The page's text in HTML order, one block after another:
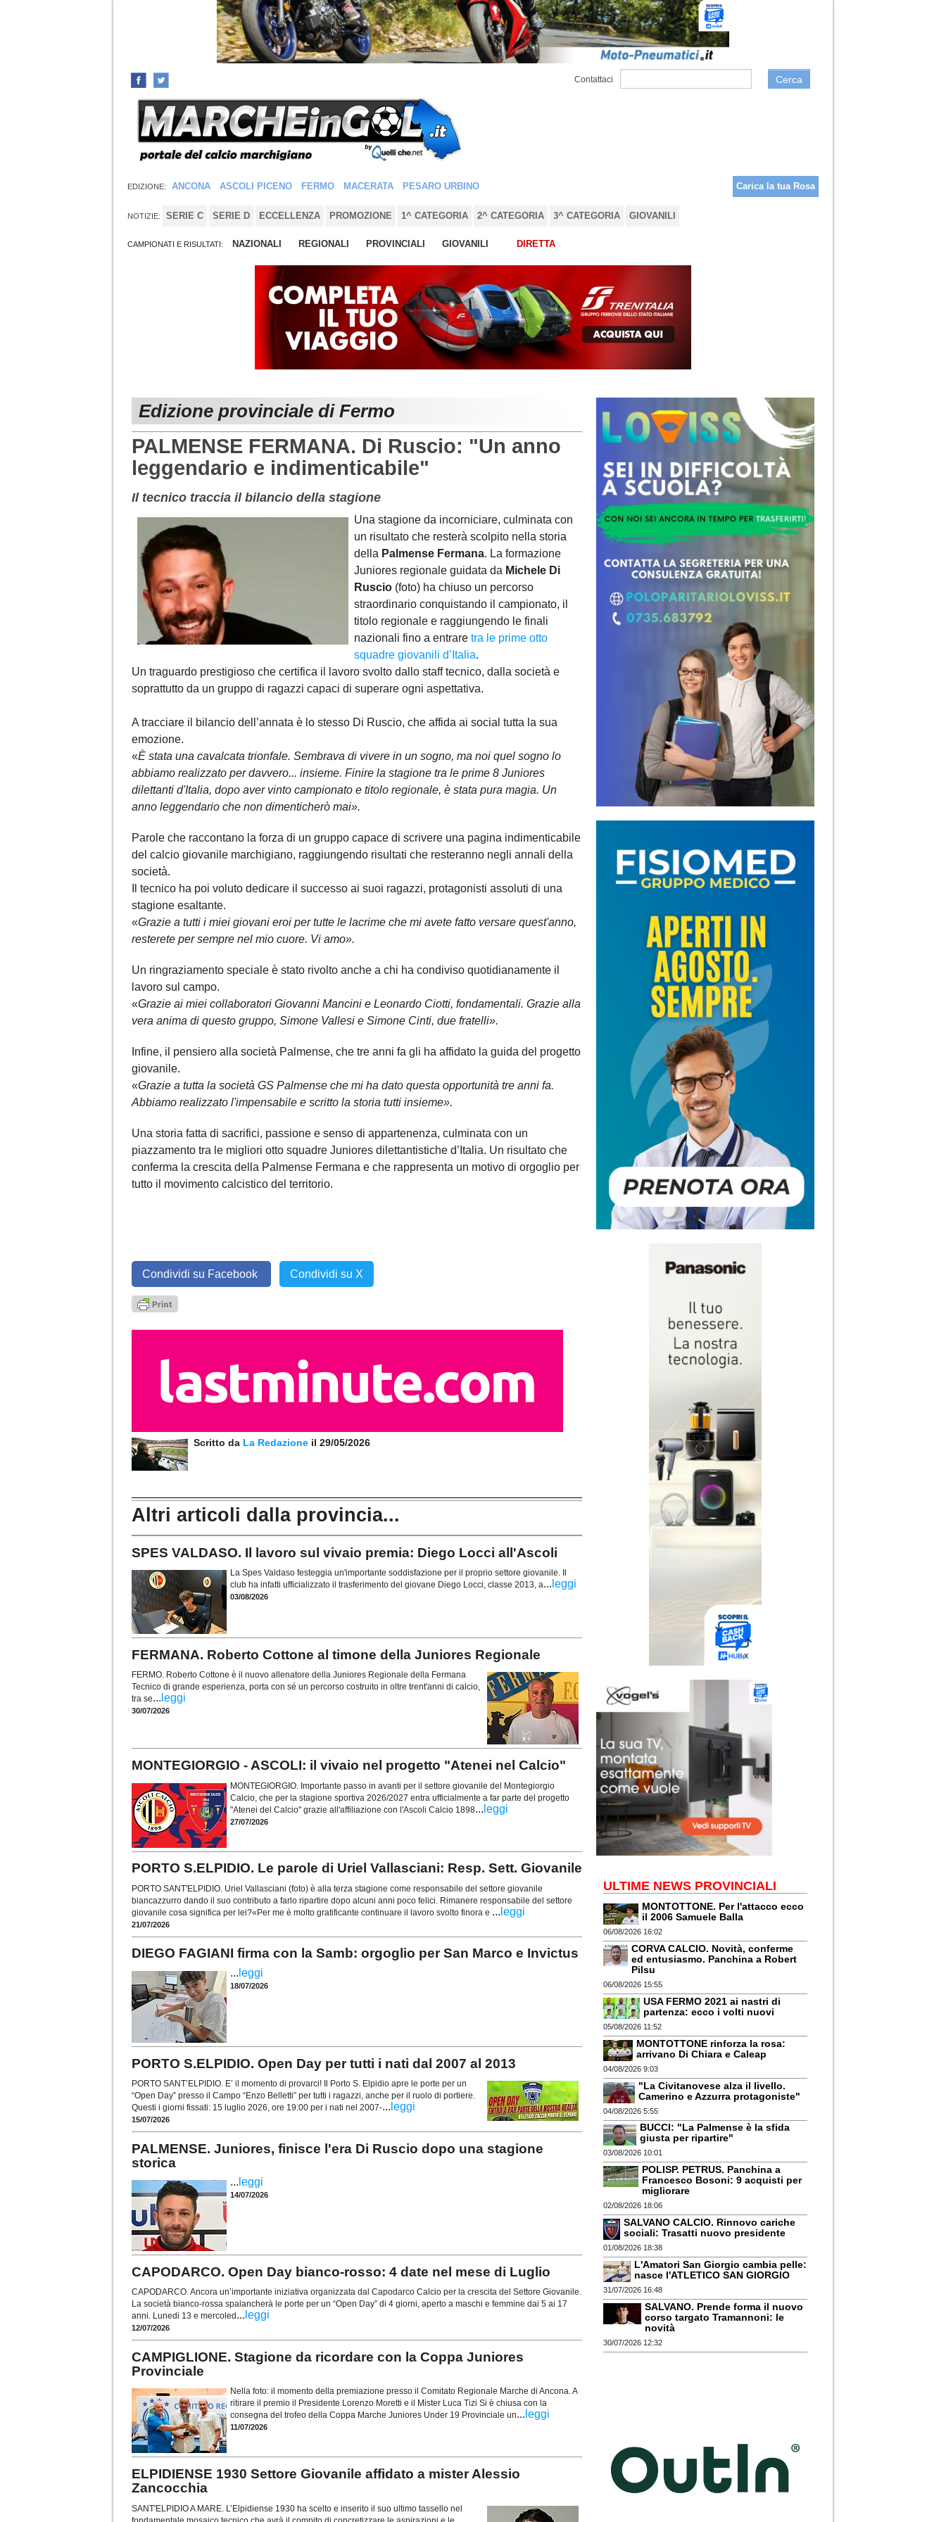
Contattaci Cerca
EDIZIONE: ANCONA ASCOLI PICENO FERMO MACERATA PESARO URBINO Carica la tua Rosa
NOTIZIE: SERIE C SERIE D ECCELLENZA PROMOZIONE 1^ CATEGORIA 2^ CATEGORIA 3^ CATEGORIA GIOVANILI
CAMPIONATI E RISULTATI: NAZIONALI REGIONALI PROVINCIALI GIOVANILI DIRETTA
Edizione provinciale di Fermo
PALMENSE FERMANA. Di Ruscio: "Un anno
leggendario e indimenticabile"
Il tecnico traccia il bilancio della stagione
Una stagione da incorniciare, culminata con
un risultato che resterà scolpito nella storia
della Palmense Fermana. La formazione
Juniores regionale guidata da Michele Di
Ruscio (foto) ha chiuso un percorso
straordinario conquistando il campionato, il
titolo regionale e raggiungendo le finali
nazionali fino a entrare tra le prime otto
squadre giovanili d’Italia.
Un traguardo prestigioso che certifica il lavoro svolto dallo staff tecnico, dalla società e
soprattutto da un gruppo di ragazzi capaci di superare ogni aspettativa.
A tracciare il bilancio dell’annata è lo stesso Di Ruscio, che affida ai social tutta la sua
emozione.
«È stata una cavalcata trionfale. Sembrava di vivere in un sogno, ma noi quel sogno lo
abbiamo realizzato per davvero... insieme. Finire la stagione tra le prime 8 Juniores
dilettanti d'Italia, dopo aver vinto campionato e titolo regionale, è stata pura magia. Un
anno leggendario che non dimenticherò mai».
Parole che raccontano la forza di un gruppo capace di scrivere una pagina indimenticabile
del calcio giovanile marchigiano, raggiungendo risultati che resteranno negli annali della
società.
Il tecnico ha poi voluto dedicare il successo ai suoi ragazzi, protagonisti assoluti di una
stagione esaltante.
«Grazie a tutti i miei giovani eroi per tutte le lacrime che mi avete fatto versare quest'anno,
resterete per sempre nel mio cuore. Vi amo».
Un ringraziamento speciale è stato rivolto anche a chi ha condiviso quotidianamente il
lavoro sul campo.
«Grazie ai miei collaboratori Giovanni Mancini e Leonardo Ciotti, fondamentali. Grazie alla
vera anima di questo gruppo, Simone Vallesi e Simone Cinti, due fratelli».
Infine, il pensiero alla società Palmense, che tre anni fa gli ha affidato la guida del progetto
giovanile.
«Grazie a tutta la società GS Palmense che mi ha dato questa opportunità tre anni fa.
Abbiamo realizzato l'impensabile e scritto la storia tutti insieme».
Una storia fatta di sacrifici, passione e senso di appartenenza, culminata con un
piazzamento tra le migliori otto squadre Juniores dilettantistiche d’Italia. Un risultato che
conferma la crescita della Palmense Fermana e che rappresenta un motivo di orgoglio per
tutto il movimento calcistico del territorio.
Condividi su Facebook Condividi su X
Scritto da La Redazione il 29/05/2026
Altri articoli dalla provincia...
SPES VALDASO. Il lavoro sul vivaio premia: Diego Locci all'Ascoli
La Spes Valdaso festeggia un'importante soddisfazione per il proprio settore giovanile. Il
club ha infatti ufficializzato il trasferimento del giovane Diego Locci, classe 2013, a... leggi
03/08/2026
FERMANA. Roberto Cottone al timone della Juniores Regionale
FERMO. Roberto Cottone è il nuovo allenatore della Juniores Regionale della Fermana
Tecnico di grande esperienza, porta con sé un percorso costruito in oltre trent'anni di calcio,
tra se... leggi
30/07/2026
MONTEGIORGIO - ASCOLI: il vivaio nel progetto "Atenei nel Calcio"
MONTEGIORGIO. Importante passo in avanti per il settore giovanile del Montegiorgio
Calcio, che per la stagione sportiva 2026/2027 entra ufficialmente a far parte del progetto
"Atenei del Calcio" grazie all'affiliazione con l'Ascoli Calcio 1898... leggi
27/07/2026
PORTO S.ELPIDIO. Le parole di Uriel Vallasciani: Resp. Sett. Giovanile
PORTO SANT'ELPIDIO. Uriel Vallasciani (foto) è alla terza stagione come responsabile del settore giovanile
biancazzurro dando il suo contributo a farlo ripartire dopo alcuni anni poco felici. Rimanere responsabile del settore
giovanile cosa significa per lei?«Per me è molto gratificante continuare il lavoro svolto finora e ... leggi
21/07/2026
DIEGO FAGIANI firma con la Samb: orgoglio per San Marco e Invictus
... leggi
18/07/2026
PORTO S.ELPIDIO. Open Day per tutti i nati dal 2007 al 2013
PORTO SANT’ELPIDIO. E’ il momento di provarci! Il Porto S. Elpidio apre le porte per un
“Open Day” presso il Campo “Enzo Belletti” per tutti i ragazzi, anche per il ruolo di portiere.
Questi i giorni fissati: 15 luglio 2026, ore 19:00 per i nati nel 2007-... leggi
15/07/2026
PALMENSE. Juniores, finisce l'era Di Ruscio dopo una stagione
storica
... leggi
14/07/2026
CAPODARCO. Open Day bianco-rosso: 4 date nel mese di Luglio
CAPODARCO. Ancora un’importante iniziativa organizzata dal Capodarco Calcio per la crescita del Settore Giovanile.
La società bianco-rossa spalancherà le porte per un “Open Day” di 4 giorni, aperto a maschi e femmine dai 5 ai 17
anni. Lunedi 13 e mercoled ... leggi
12/07/2026
CAMPIGLIONE. Stagione da ricordare con la Coppa Juniores
Provinciale
Nella foto: il momento della premiazione presso il Comitato Regionale Marche di Ancona. A
ritirare il premio il Presidente Lorenzo Moretti e il Mister Luca Tizi Si è chiusa con la
consegna del trofeo della Coppa Marche Juniores Under 19 Provinciale un... leggi
11/07/2026
ELPIDIENSE 1930 Settore Giovanile affidato a mister Alessio
Zancocchia
SANT'ELPIDIO A MARE. L’Elpidiense 1930 ha scelto e inserito il suo ultimo tassello nel
ULTIME NEWS PROVINCIALI
MONTOTTONE. Per l'attacco ecco
il 2006 Samuele Balla
06/08/2026 16:02
CORVA CALCIO. Novità, conferme
ed entusiasmo. Panchina a Robert
Pilsu
06/08/2026 15:55
USA FERMO 2021 ai nastri di
partenza: ecco i volti nuovi
05/08/2026 11:52
MONTOTTONE rinforza la rosa:
arrivano Di Chiara e Caleap
04/08/2026 9:03
"La Civitanovese alza il livello.
Camerino e Azzurra protagoniste"
04/08/2026 5:55
BUCCI: "La Palmense è la sfida
giusta per ripartire"
03/08/2026 10:01
POLISP. PETRUS. Panchina a
Francesco Bosoni: 9 acquisti per
migliorare
02/08/2026 18:06
SALVANO CALCIO. Rinnovo cariche
sociali: Trasatti nuovo presidente
01/08/2026 18:38
L'Amatori San Giorgio cambia pelle:
nasce l'ATLETICO SAN GIORGIO
31/07/2026 16:48
SALVANO. Prende forma il nuovo
corso targato Tramannoni: le
novità
30/07/2026 12:32